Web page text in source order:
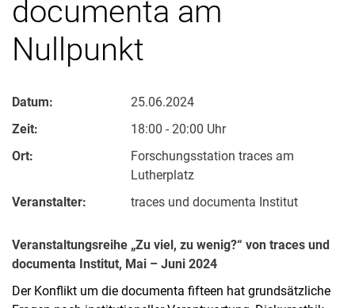
documenta am
Nullpunkt
Datum:
25.06.2024
Zeit:
18:00 - 20:00 Uhr
Ort:
Forschungsstation traces am
Lutherplatz
Veranstalter:
traces und documenta Institut
Veranstaltungsreihe „Zu viel, zu wenig?“ von traces und
documenta Institut, Mai – Juni 2024
Der Konflikt um die documenta fifteen hat grundsätzliche